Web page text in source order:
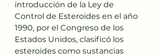
introducción de la Ley de
Control de Esteroides en el año
1990, por el Congreso de los
Estados Unidos, clasificó los
esteroides como sustancias